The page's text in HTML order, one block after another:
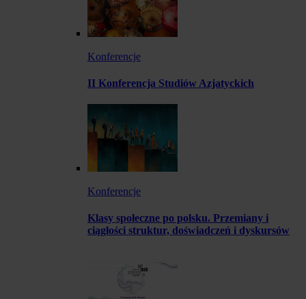
Konferencje
II Konferencja Studiów Azjatyckich
Konferencje
Klasy społeczne po polsku. Przemiany i
ciągłości struktur, doświadczeń i dyskursów